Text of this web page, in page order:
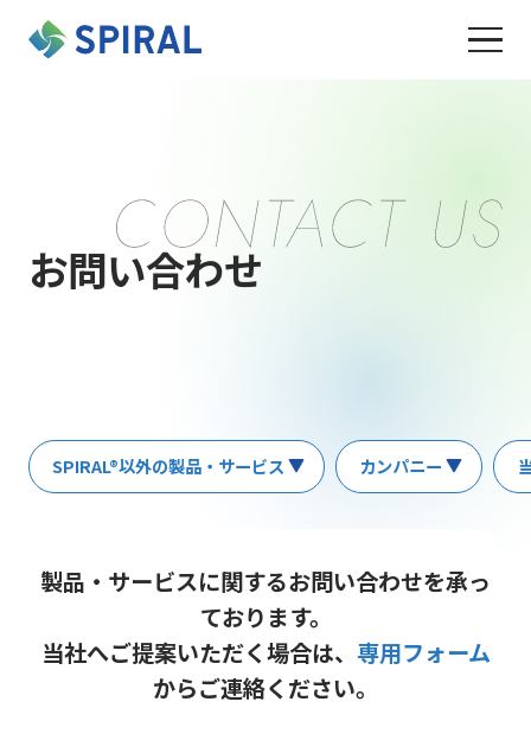
お問い合わせ
SPIRAL®以外の製品・サービス カンパニー
製品・サービスに関するお問い合わせを承っ
ております。
当社へご提案いただく場合は、 専用フォーム
からご連絡ください。